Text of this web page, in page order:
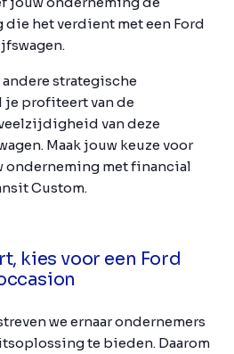
het verdient met een Ford
andere strategische
profiteert van de
van deze
Maak jouw keuze voor
onderneming met financial
Custom.
kies voor een Ford
we ernaar ondernemers
te bieden. Daarom